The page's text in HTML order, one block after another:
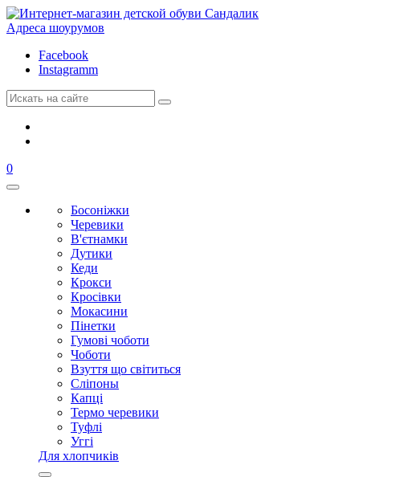
Адреса шоурумов
Facebook
Instagramm
0
Босоніжки
Черевики
В'єтнамки
Дутики
Кеди
Крокси
Кросівки
Мокасини
Пінетки
Гумові чоботи
Чоботи
Взуття що світиться
Сліпоны
Капці
Термо черевики
Туфлі
Уггі
Для хлопчиків